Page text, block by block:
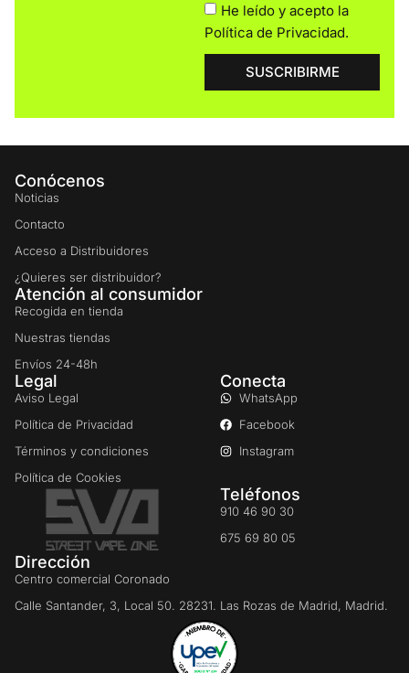
He leído y acepto la
Política de Privacidad.
SUSCRIBIRME
Conócenos
Noticias
Contacto
Acceso a Distribuidores
¿Quieres ser distribuidor?
Atención al consumidor
Recogida en tienda
Nuestras tiendas
Envíos 24-48h
Legal
Aviso Legal
Política de Privacidad
Términos y condiciones
Política de Cookies
Conecta
WhatsApp
Facebook
Instagram
Teléfonos
910 46 90 30
675 69 80 05
Dirección
Centro comercial Coronado
Calle Santander, 3, Local 50. 28231. Las Rozas de Madrid, Madrid.